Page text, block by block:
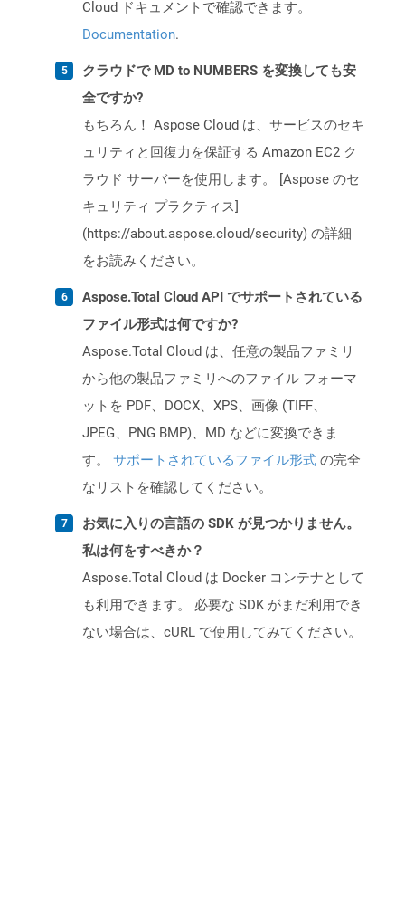
Cloud ドキュメントで確認できます。
Documentation.
クラウドで MD to NUMBERS を変換しても安
全ですか?
もちろん！ Aspose Cloud は、サービスのセキ
ュリティと回復力を保証する Amazon EC2 ク
ラウド サーバーを使用します。 [Aspose のセ
キュリティ プラクティス]
(https://about.aspose.cloud/security) の詳細
をお読みください。
Aspose.Total Cloud API でサポートされている
ファイル形式は何ですか?
Aspose.Total Cloud は、任意の製品ファミリ
から他の製品ファミリへのファイル フォーマ
ットを PDF、DOCX、XPS、画像 (TIFF、
JPEG、PNG BMP)、MD などに変換できま
す。 サポートされているファイル形式 の完全
なリストを確認してください。
お気に入りの言語の SDK が見つかりません。
私は何をすべきか？
Aspose.Total Cloud は Docker コンテナとして
も利用できます。 必要な SDK がまだ利用でき
ない場合は、cURL で使用してみてください。